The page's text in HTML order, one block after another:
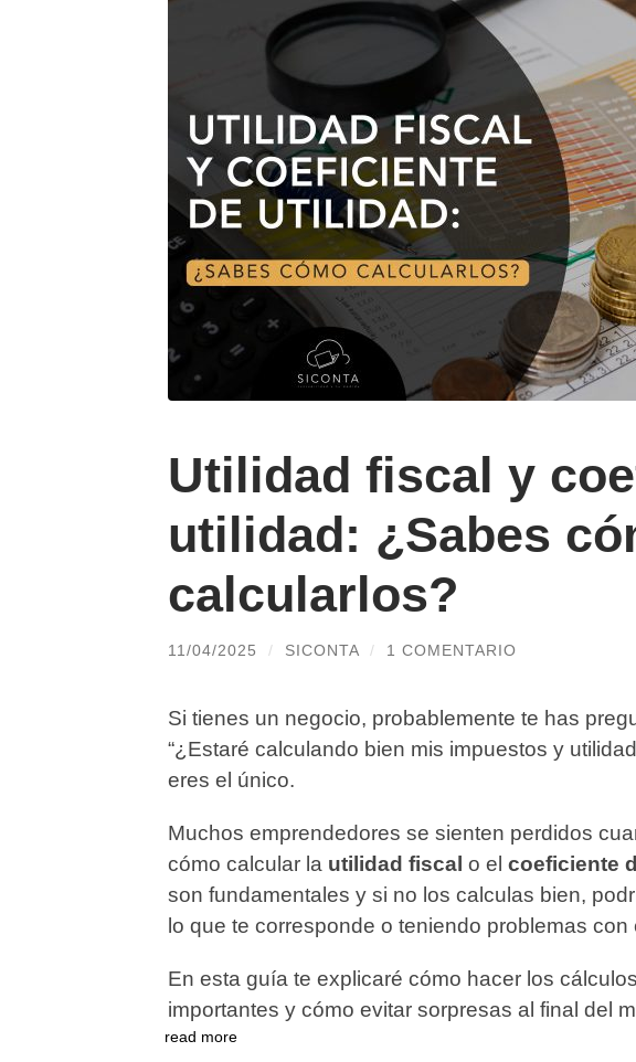
Utilidad fiscal y
utilidad: ¿Sabes
calcularlos?
11/04/2025 / SICONTA / 1 COMENTARIO
Si tienes un negocio, probablemente te has
“¿Estaré calculando bien mis impuestos y
eres el único.
Muchos emprendedores se sienten perdidos
cómo calcular la utilidad fiscal o el coeficiente
son fundamentales y si no los calculas bien,
lo que te corresponde o teniendo problemas con
En esta guía te explicaré cómo hacer los
importantes y cómo evitar sorpresas al final del
read more